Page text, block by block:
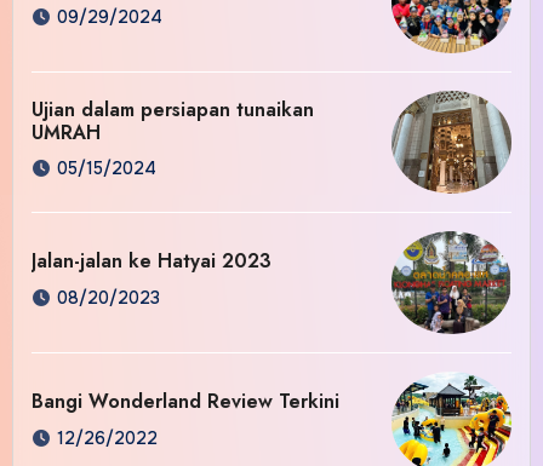
09/29/2024
Ujian dalam persiapan tunaikan
UMRAH
05/15/2024
Jalan-jalan ke Hatyai 2023
08/20/2023
Bangi Wonderland Review Terkini
12/26/2022